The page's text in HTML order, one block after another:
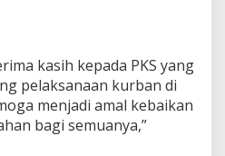
kasih kepada PKS yang
pelaksanaan kurban di
menjadi amal kebaikan
bagi semuanya,”